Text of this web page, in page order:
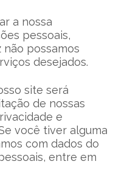
a nossa
pessoais,
possamos
desejados.
site será
de nossas
e
você tiver alguma
com dados do
entre em